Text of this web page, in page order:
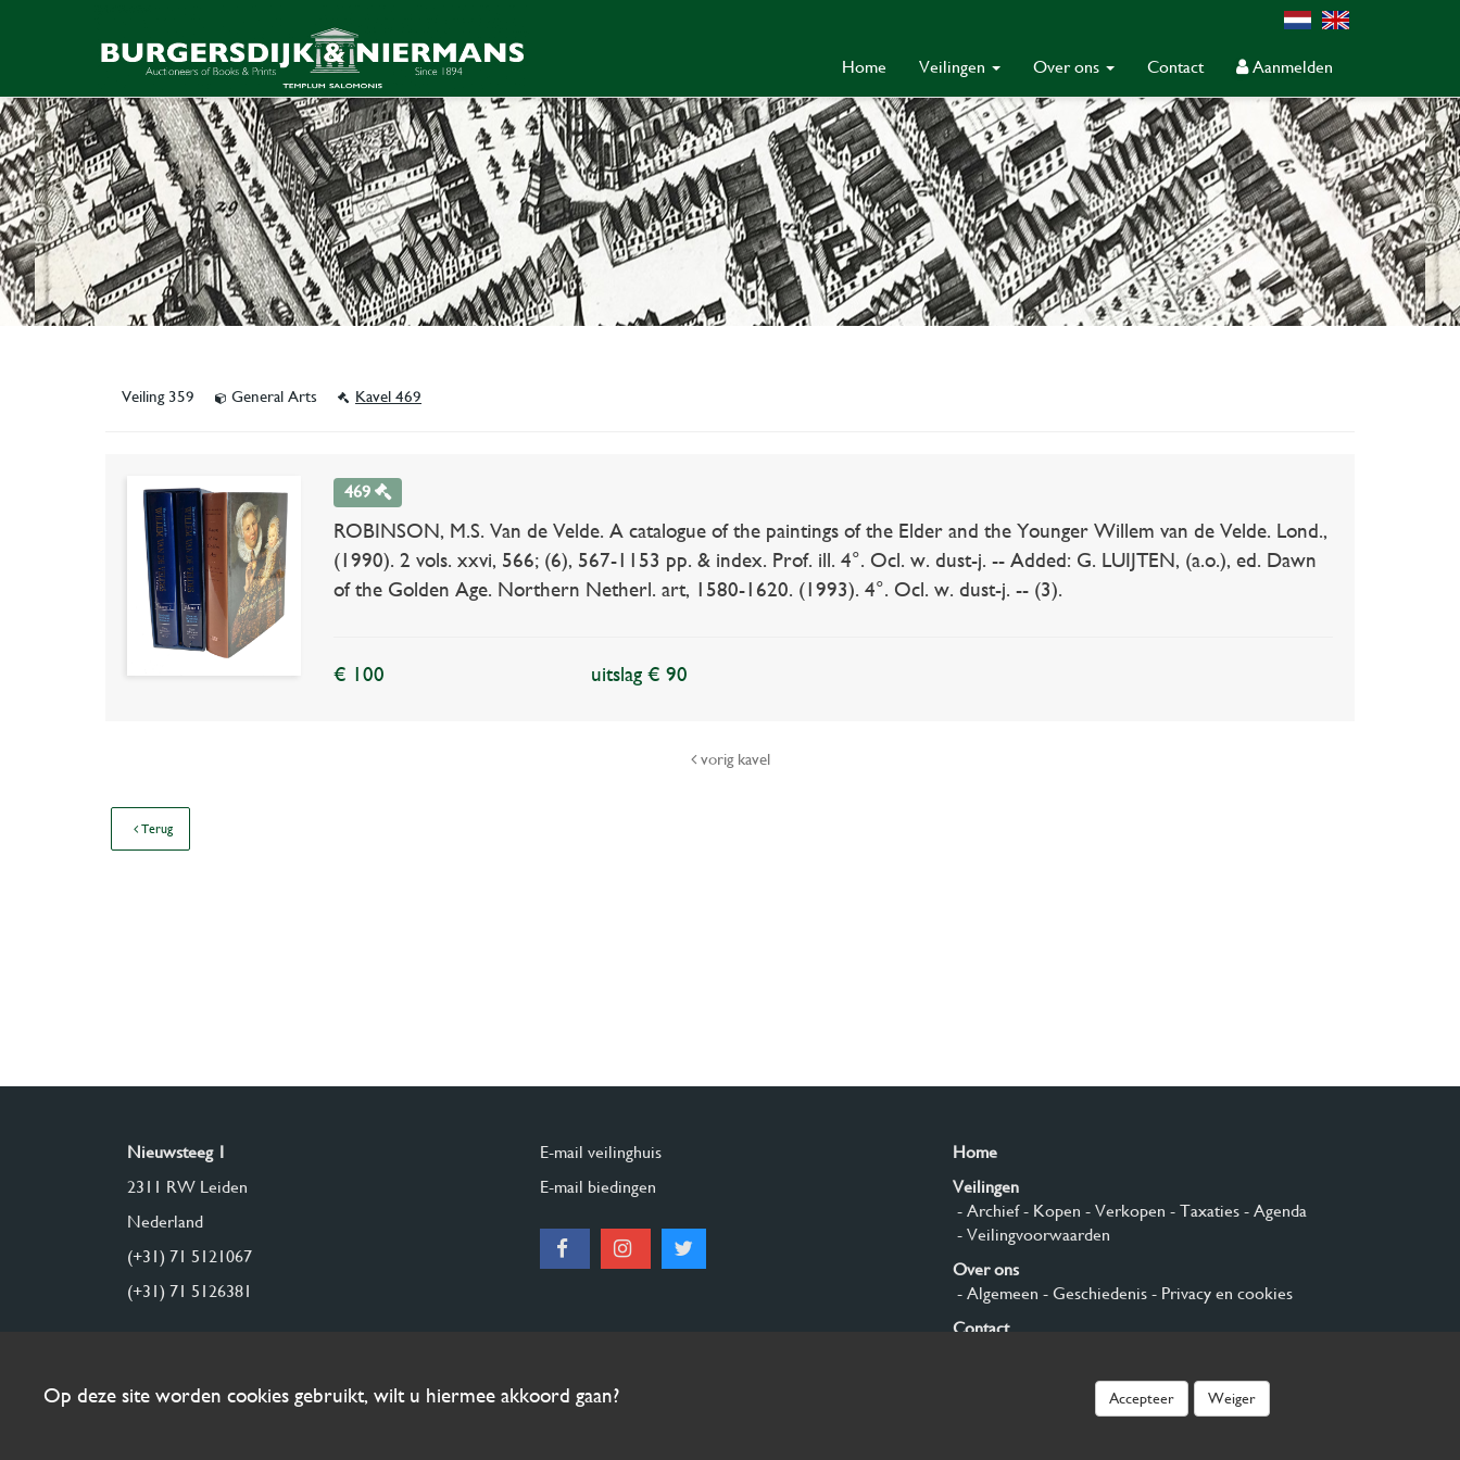
Home Veilingen Over ons Contact Aanmelden
Veiling 359 General Arts Kavel 469
469
ROBINSON, M.S. Van de Velde. A catalogue of the paintings of the Elder and the Younger Willem van de Velde. Lond.,
(1990). 2 vols. xxvi, 566; (6), 567-1153 pp. & index. Prof. ill. 4°. Ocl. w. dust-j. -- Added: G. LUIJTEN, (a.o.), ed. Dawn
of the Golden Age. Northern Netherl. art, 1580-1620. (1993). 4°. Ocl. w. dust-j. -- (3).
€ 100 uitslag € 90
vorig kavel
Terug
Nieuwsteeg 1
2311 RW Leiden
Nederland
(+31) 71 5121067
(+31) 71 5126381
E-mail veilinghuis
E-mail biedingen
Home
Veilingen
- Archief- Kopen - Verkopen - Taxaties- Agenda
- Veilingvoorwaarden
Over ons
- Algemeen - Geschiedenis- Privacy en cookies
Contact
Op deze site worden cookies gebruikt, wilt u hiermee akkoord gaan? Accepteer Weiger